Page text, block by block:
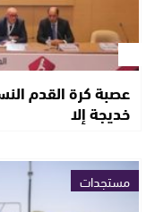
عصبة كرة القدم
خديجة إلا
مستجدات